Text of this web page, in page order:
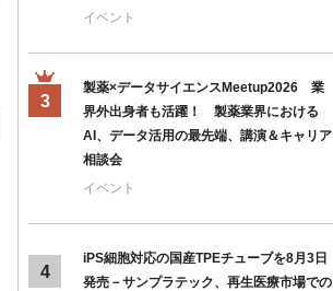
イベント
3
製薬×データサイエンスMeetup2026 業
界外出身者も活躍！ 製薬業界における
AI、データ活用の最先端、講演＆キャリア
相談会
イベント
4
iPS細胞対応の国産TPEチューブを8月3日
発売－サンプラテック、再生医療市場での